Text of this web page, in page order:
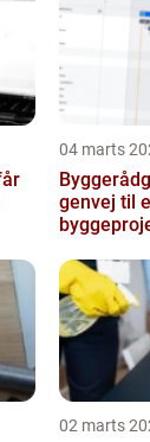
04 marts
genvej til
02 marts